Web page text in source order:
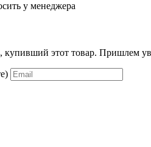
у менеджера
купивший этот товар. Пришлем